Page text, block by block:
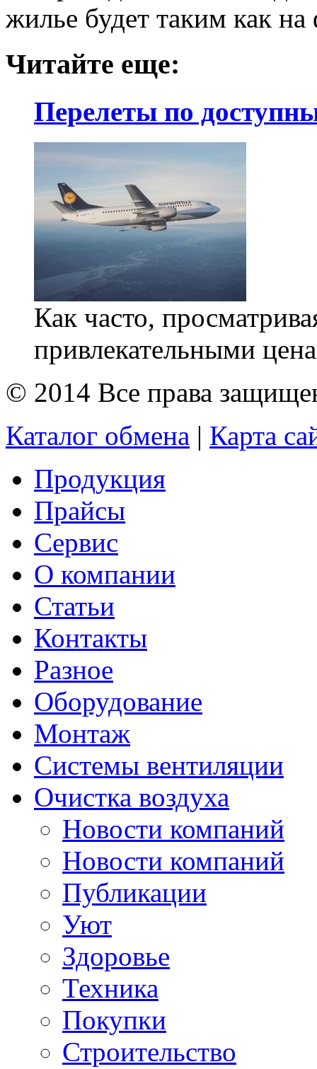
жилье будет таким как на
Читайте еще:
Перелеты по
Как часто,
привлекательными
© 2014 Все права
Каталог обмена | Карта
Продукция
Прайсы
Сервис
О компании
Статьи
Контакты
Разное
Оборудование
Монтаж
Системы вентиляции
Очистка воздуха
Новости компаний
Новости компаний
Публикации
Уют
Здоровье
Техника
Покупки
Строительство